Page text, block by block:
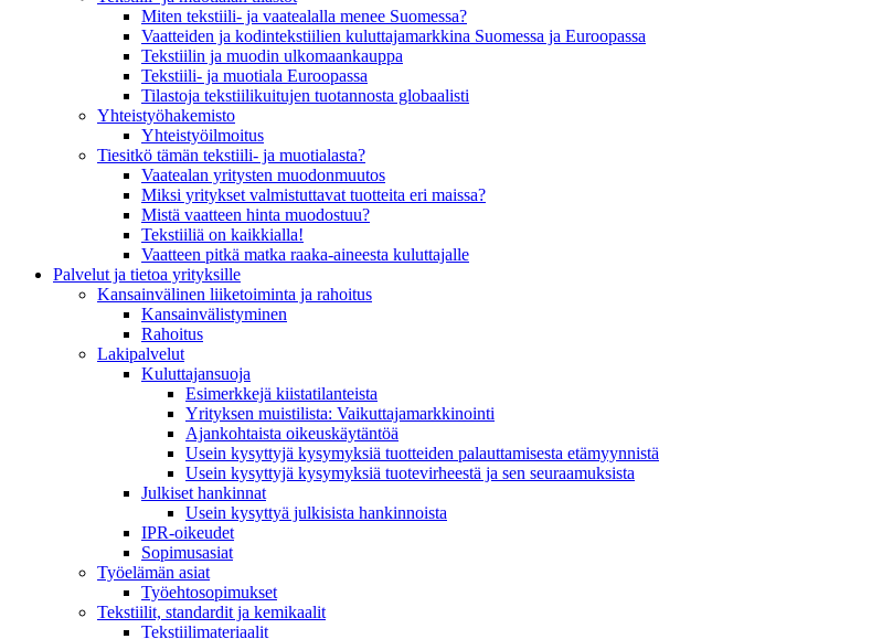
Miten tekstiili- ja vaatealalla menee Suomessa?
Vaatteiden ja kodintekstiilien kuluttajamarkkina Suomessa ja Euroopassa
Tekstiilin ja muodin ulkomaankauppa
Tekstiili- ja muotiala Euroopassa
Tilastoja tekstiilikuitujen tuotannosta globaalisti
Yhteistyö­hakemisto
Yhteistyöilmoitus
Tiesitkö tämän tekstiili- ja muotialasta?
Vaatealan yritysten muodonmuutos
Miksi yritykset valmistuttavat tuotteita eri maissa?
Mistä vaatteen hinta muodostuu?
Tekstiiliä on kaikkialla!
Vaatteen pitkä matka raaka-aineesta kuluttajalle
Palvelut ja tietoa yrityksille
Kansainvälinen liiketoiminta ja rahoitus
Kansain­välistyminen
Rahoitus
Lakipalvelut
Kuluttajansuoja
Esimerkkejä kiistatilanteista
Yrityksen muistilista: Vaikuttaja­markkinointi
Ajankohtaista oikeuskäytäntöä
Usein kysyttyjä kysymyksiä tuotteiden palauttamisesta etämyynnistä
Usein kysyttyjä kysymyksiä tuotevirheestä ja sen seuraamuksista
Julkiset hankinnat
Usein kysyttyä julkisista hankinnoista
IPR-oikeudet
Sopimusasiat
Työelämän asiat
Työehto­sopimukset
Tekstiilit, standardit ja kemikaalit
Tekstiilimateriaalit